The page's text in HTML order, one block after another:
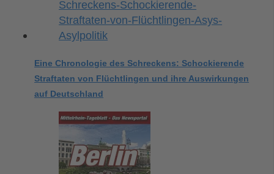
Eine Chronologie des Schreckens: Schockierende
Straftaten von Flüchtlingen und ihre Auswirkungen
auf Deutschland